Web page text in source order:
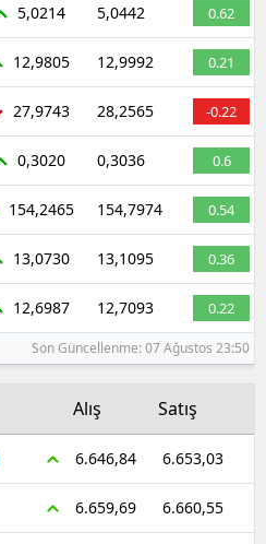
5,0214 5,0442 0.62
12,9805 12,9992 0.21
27,9743 28,2565 -0.22
0,3020 0,3036 0.6
154,2465 154,7974 0.54
13,0730 13,1095 0.36
12,6987 12,7093 0.22
Son Güncellenme: 07 Ağustos 23:50
Alış Satış
6.646,84 6.653,03
6.659,69 6.660,55